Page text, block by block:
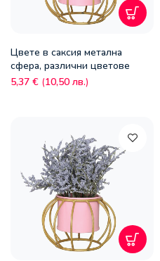
Цвете в саксия метална
сфера, различни цветове
5,37 € (10,50 лв.)